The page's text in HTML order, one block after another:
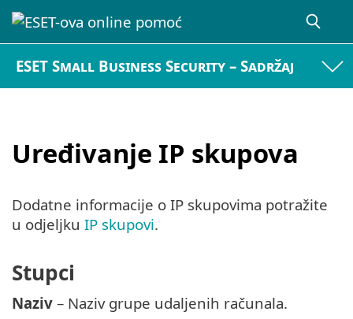
ESET Small Business Security – Sadržaj
Uređivanje IP skupova
Dodatne informacije o IP skupovima potražite
u odjeljku IP skupovi.
Stupci
Naziv – Naziv grupe udaljenih računala.